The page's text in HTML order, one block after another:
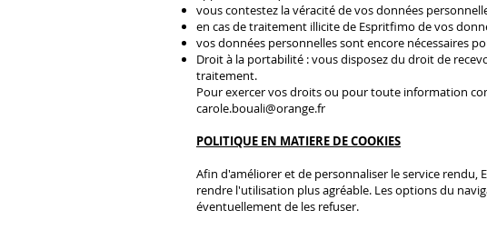
vous contestez la véracité de vos données
en cas de traitement illicite de Espritfimo de vos
vos données personnelles sont encore nécessaires
Droit à la portabilité : vous disposez du droit de
traitement.
Pour exercer vos droits ou pour toute information
carole.bouali@orange.fr
POLITIQUE EN MATIERE DE COOKIES
Afin d'améliorer et de personnaliser le service rendu,
rendre l'utilisation plus agréable. Les options du
éventuellement de les refuser.